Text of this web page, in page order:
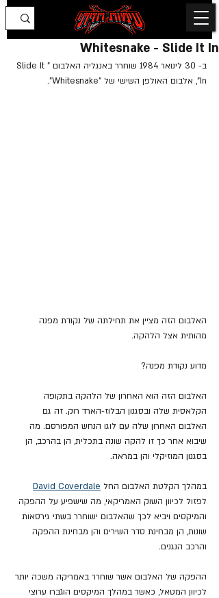
Whitesnake - Slide It In
ב- 30 לינואר 1984 שוחרר באנגליה האלבום "Slide It
In", אלבום האולפן השישי של "Whitesnake".
האלבום הזה מציין את תחילתה של נקודת מפנה
מהותית אצל הלהקה.
מדוע נקודת מפנה?
האלבום הזה הוא האחרון של הלהקה בתקופה
הקלאסית שלה ובסגנון הבלוז-הארד רוק. זה גם
האלבום האחרון שלה עם לוגו הנחש המפורסם. מה
שיבוא אחר כך זו להקה שונה בתכלית, הן בהרכב, הן
בסגנון המוזיקלי והן במראה.
במהלך הקלטת האלבום החל David Coverdale
לפזול לכיוון השוק האמריקאי, מה שישפיע על ההפקה
והמיקסים ויביא לכך שהאלבום ישוחרר בשתי גירסאות
שונות, הן מבחינת סדר השירים והן מבחינת ההפקה
והרכב הנגנים.
ההפקה של האלבום אשר שוחרר באמריקה משכה יותר
לכיוון המטאל, כאשר במהלך המיקסים הוגברו ערוצי